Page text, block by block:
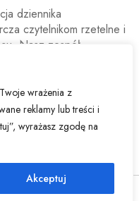
wrażenia z
reklamy lub treści i
wyrażasz zgodę na
Akceptuj
dziennika
czytelnikom rzetelne i
Nasz zespół
ekonomicznych
rynkowe,
wpływ na polską i
Reserved